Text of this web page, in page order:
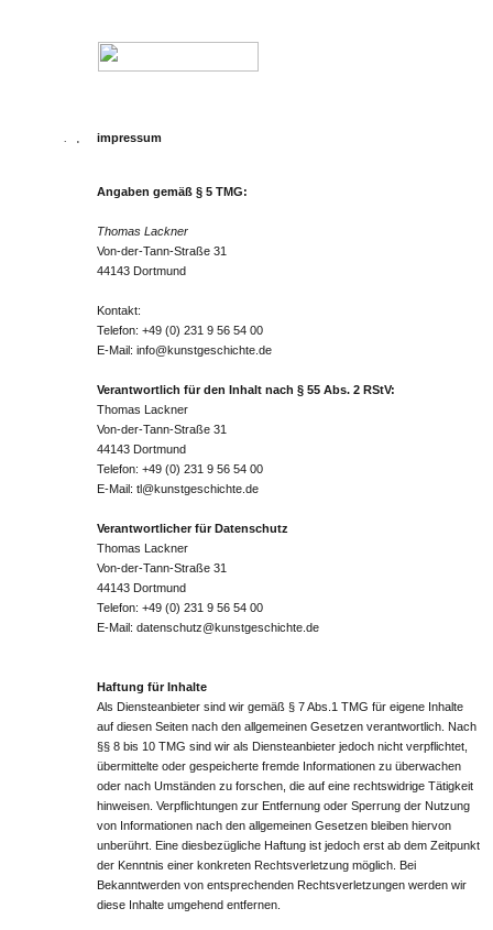
impressum
Angaben gemäß § 5 TMG:
Thomas Lackner
Von-der-Tann-Straße 31
44143 Dortmund
Kontakt:
Telefon: +49 (0) 231 9 56 54 00
E-Mail: info@kunstgeschichte.de
Verantwortlich für den Inhalt nach § 55 Abs. 2 RStV:
Thomas Lackner
Von-der-Tann-Straße 31
44143 Dortmund
Telefon: +49 (0) 231 9 56 54 00
E-Mail: tl@kunstgeschichte.de
Verantwortlicher für Datenschutz
Thomas Lackner
Von-der-Tann-Straße 31
44143 Dortmund
Telefon: +49 (0) 231 9 56 54 00
E-Mail: datenschutz@kunstgeschichte.de
Haftung für Inhalte
Als Diensteanbieter sind wir gemäß § 7 Abs.1 TMG für eigene Inhalte
auf diesen Seiten nach den allgemeinen Gesetzen verantwortlich. Nach
§§ 8 bis 10 TMG sind wir als Diensteanbieter jedoch nicht verpflichtet,
übermittelte oder gespeicherte fremde Informationen zu überwachen
oder nach Umständen zu forschen, die auf eine rechtswidrige Tätigkeit
hinweisen. Verpflichtungen zur Entfernung oder Sperrung der Nutzung
von Informationen nach den allgemeinen Gesetzen bleiben hiervon
unberührt. Eine diesbezügliche Haftung ist jedoch erst ab dem Zeitpunkt
der Kenntnis einer konkreten Rechtsverletzung möglich. Bei
Bekanntwerden von entsprechenden Rechtsverletzungen werden wir
diese Inhalte umgehend entfernen.